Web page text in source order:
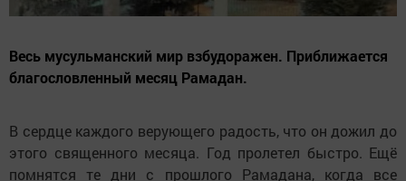
Весь мусульманский мир взбудоражен. Приближается
благословленный месяц Рамадан.
В сердце каждого верующего радость, что он дожил до
этого священного месяца. Год пролетел быстро. Ещё
помнятся те дни с прошлого Рамадана, когда все